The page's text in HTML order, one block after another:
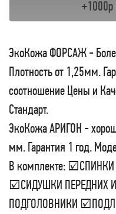
+1000р
ЭкоКожа ФОРСАЖ -
Плотность от 1,25мм.
соотношение Цены и
Стандарт.
ЭкоКожа АРИГОН -
мм. Гарантия 1 год.
В комплекте:
☑СИДУШКИ ПЕРЕДНИХ
ПОДГОЛОВНИКИ